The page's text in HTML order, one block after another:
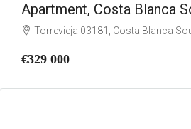
Apartment, Costa Blanca
Torrevieja 03181, Costa Blanca
€329 000